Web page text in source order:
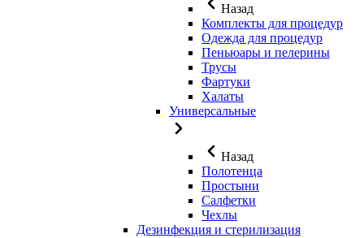
Назад
Комплекты для процедур
Одежда для процедур
Пеньюары и пелерины
Трусы
Фартуки
Халаты
Универсальные
Назад
Полотенца
Простыни
Салфетки
Чехлы
Дезинфекция и стерилизация